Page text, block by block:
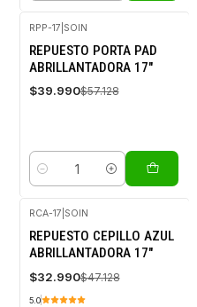
-30%
OFF
RPP-17 SOIN
REPUESTO PORTA PAD
ABRILLANTADORA 17"
$39.990$57.128
Cantidad
-30%
OFF
RCA-17 SOIN
REPUESTO CEPILLO AZUL
ABRILLANTADORA 17"
$32.990$47.128
5.0